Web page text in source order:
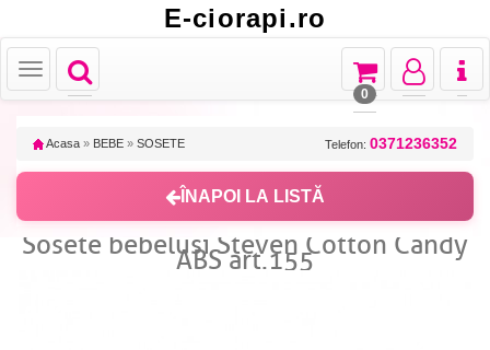
E-ciorapi.ro
Toggle
navigation
Toggle
Toggle
navigation
Toggle
navigation
Toggle
navigation
0
Acasa » BEBE » SOSETE Telefon: 0371236352
ÎNAPOI LA LISTĂ
Sosete bebelusi Steven Cotton Candy
ABS art.155